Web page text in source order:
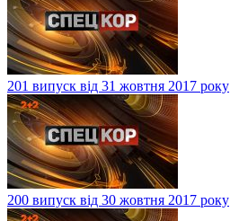
201 випуск від 31 жовтня 2017 року
200 випуск від 30 жовтня 2017 року